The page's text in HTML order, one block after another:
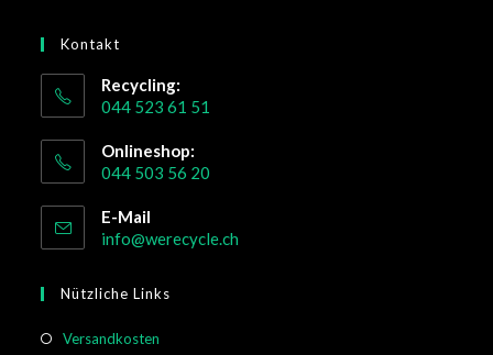
Kontakt
Recycling:
044 523 61 51
Onlineshop:
044 503 56 20
E-Mail
info@werecycle.ch
Nützliche Links
Versandkosten